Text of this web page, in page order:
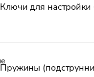
Ключи для настройки
Пружины